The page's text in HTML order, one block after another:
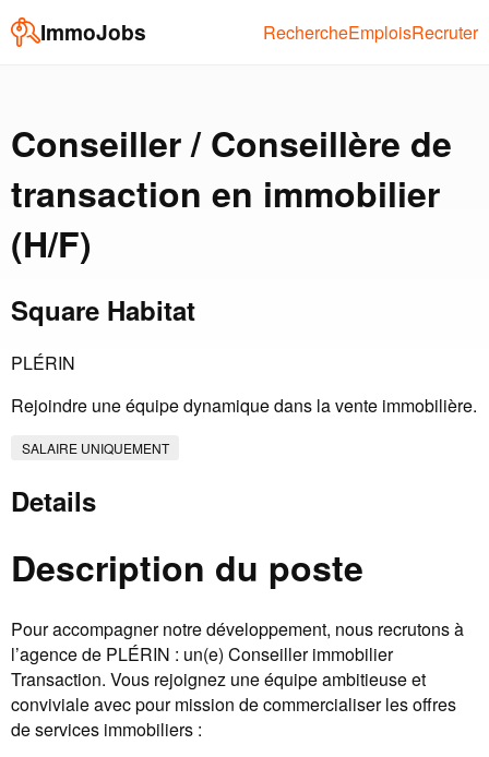
ImmoJobs RechercheEmploisRecruter
Conseiller / Conseillère de
transaction en immobilier
(H/F)
Square Habitat
PLÉRIN
Rejoindre une équipe dynamique dans la vente immobilière.
SALAIRE UNIQUEMENT
Details
Description du poste
Pour accompagner notre développement, nous recrutons à
l’agence de PLÉRIN : un(e) Conseiller immobilier
Transaction. Vous rejoignez une équipe ambitieuse et
conviviale avec pour mission de commercialiser les offres
de services immobiliers :